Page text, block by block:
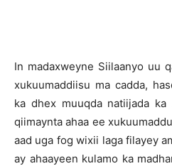
In madaxweyne Siilaanyo uu
xukuumaddiisu ma cadda,
ka dhex muuqda natiijada
qiimaynta ahaa ee
aad uga fog wixii laga filayey
ay ahaayeen kulamo ka